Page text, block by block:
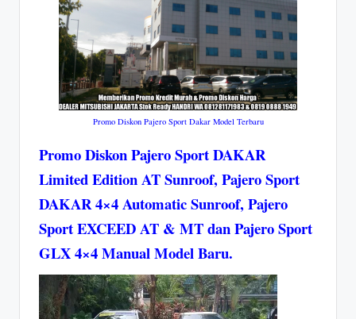
Promo Diskon Pajero Sport Dakar Model Terbaru
Promo Diskon Pajero Sport DAKAR
Limited Edition AT Sunroof, Pajero Sport
DAKAR 4×4 Automatic Sunroof, Pajero
Sport EXCEED AT & MT dan Pajero Sport
GLX 4×4 Manual Model Baru.